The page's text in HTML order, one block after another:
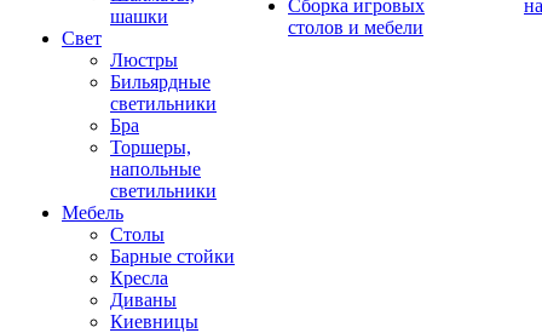
шашки
Свет
Люстры
Бильярдные
светильники
Бра
Торшеры,
напольные
светильники
Мебель
Столы
Барные стойки
Кресла
Диваны
Киевницы
Сборка игровых
столов и мебели